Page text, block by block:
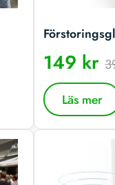
149 kr
Läs mer